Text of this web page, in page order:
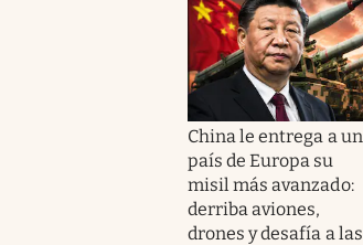
China le entrega a un
país de Europa su
misil más avanzado:
derriba aviones,
drones y desafía a las